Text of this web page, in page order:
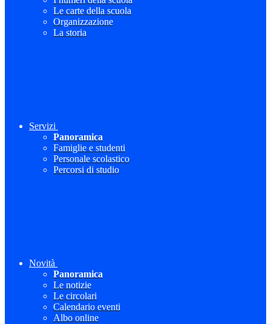
Le carte della scuola
Organizzazione
La storia
Servizi
Panoramica
Famiglie e studenti
Personale scolastico
Percorsi di studio
Novità
Panoramica
Le notizie
Le circolari
Calendario eventi
Albo online